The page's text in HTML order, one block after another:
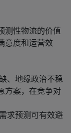
测性物流的价值
意度和运营效
、地缘政治不稳
方案，在竞争对
求预测可有效避